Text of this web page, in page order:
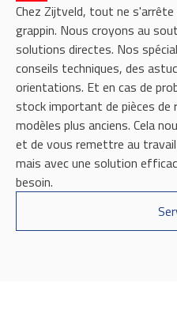
Chez Zijtveld, tout ne s'arrête
grappin. Nous croyons au
solutions directes. Nos
conseils techniques, des
orientations. Et en cas de
stock important de pièces de
modèles plus anciens. Cela
et de vous remettre au
mais avec une solution
besoin.